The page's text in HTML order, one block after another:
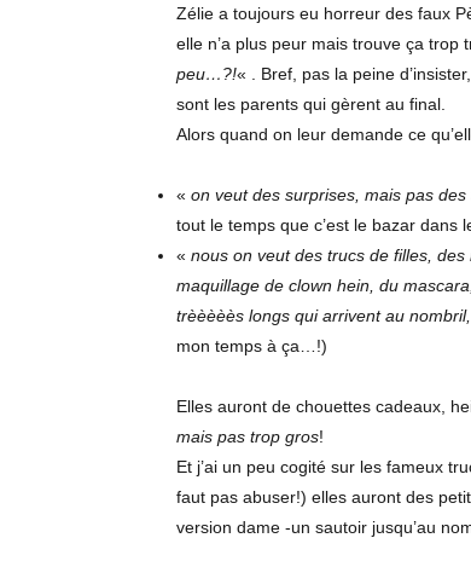
Zélie a toujours eu horreur des faux
elle n’a plus peur mais trouve ça trop
peu…?!« . Bref, pas la peine
sont les parents qui gèrent au final.
Alors quand on leur demande ce
« on veut des surprises, mais pas
tout le temps que c’est le bazar dans
« nous on veut des trucs de filles,
maquillage de clown hein, du
trèèèèès longs qui arrivent au
mon temps à ça…!)
Elles auront de chouettes cadeaux,
mais pas trop gros!
Et j’ai un peu cogité sur les fameux
faut pas abuser!) elles auront des
version dame -un sautoir jusqu’au